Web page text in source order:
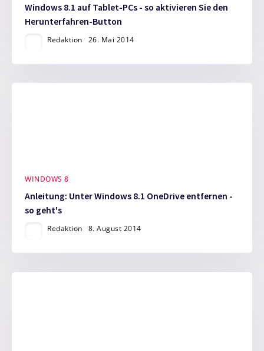
Windows 8.1 auf Tablet-PCs - so aktivieren Sie den
Herunterfahren-Button
Redaktion 26. Mai 2014
WINDOWS 8
Anleitung: Unter Windows 8.1 OneDrive entfernen -
so geht's
Redaktion 8. August 2014